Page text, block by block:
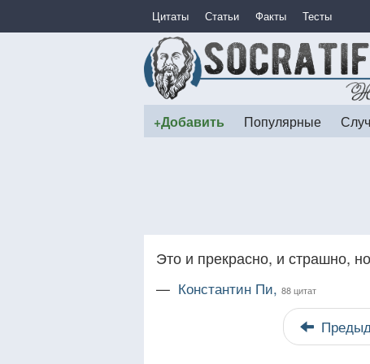
Цитаты Статьи Факты Тесты
+Добавить Популярные
Это и прекрасно, и страшно,
— Константин Пи, 88 цитат